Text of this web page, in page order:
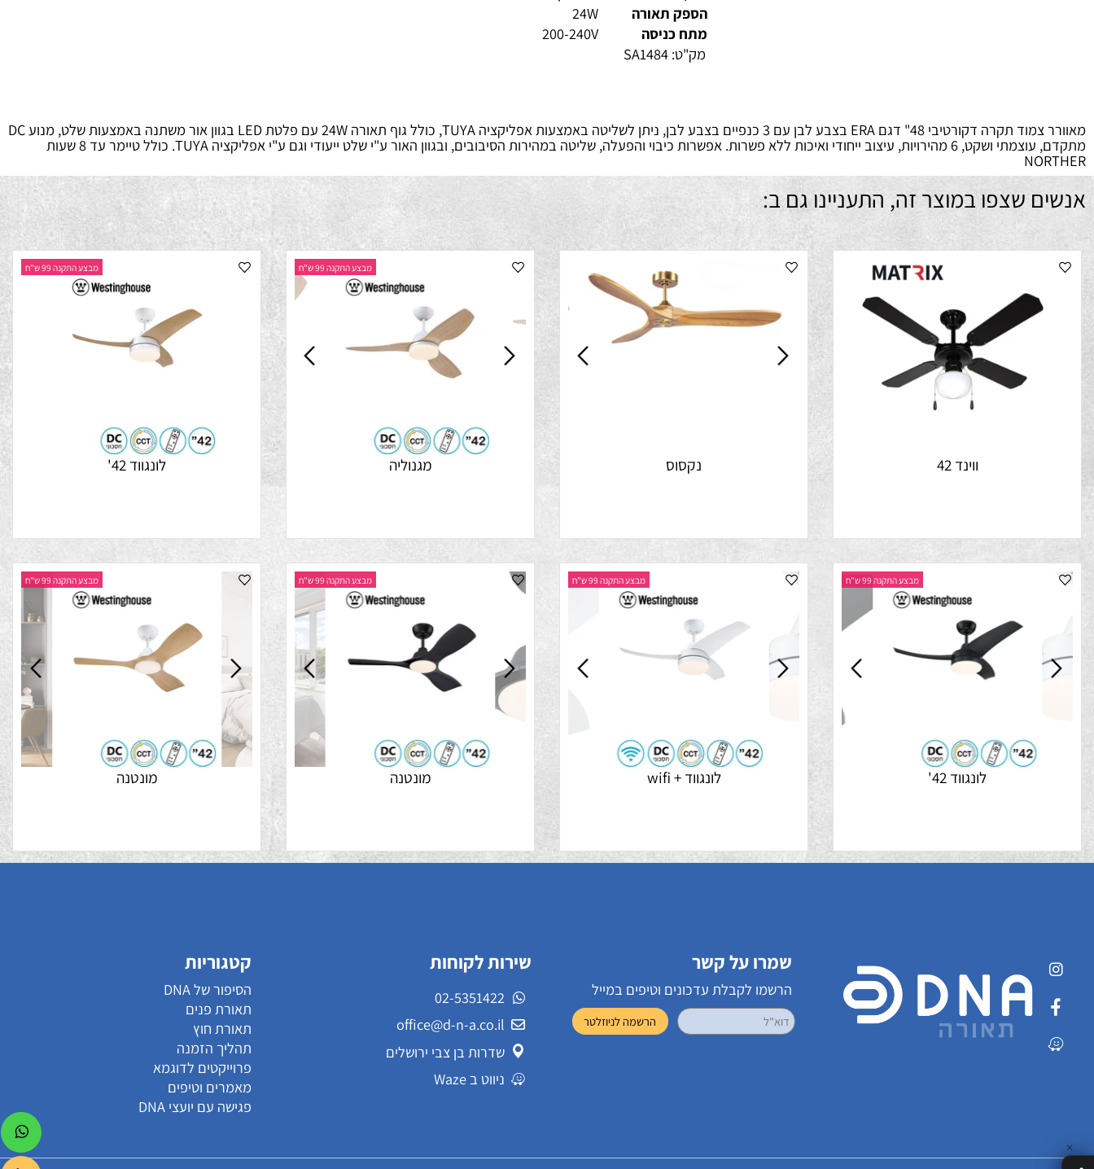
עם/בלי תאורה
כולל גוף תאורה
הספק תאורה
24W
מתח כניסה
מתקדם, עוצמתי ושקט, 6 מהירויות, עיצוב ייחודי ואיכות ללא פשרות. אפשרות כיבוי והפעלה, שליטה במהירות הסיבובים, ובגוון האור ע"י שלט ייעודי וגם ע"י אפליקציה TUYA. כולל טיימר עד 8 שעות
שצפו במוצר זה, התעניינו גם ב:
מבצע התקנה 99 ש"ח
שמרו על קשר שירות לקוחות
02-5351422
קטגוריות
הסיפור של DNA
תאורת פנים
תאורת חוץ
תהליך הזמנה
מאמרים וטיפים